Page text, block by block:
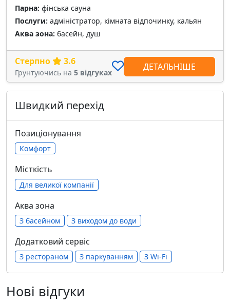
Парна: фінська сауна
Послуги: адміністратор, кімната відпочинку, кальян
Аква зона: басейн, душ
Стерпно 3.6
Грунтуючись на 5 відгуках
ДЕТАЛЬНІШЕ
Швидкий перехід
Позиціонування
Комфорт
Місткість
Для великої компанії
Аква зона
З басейном З виходом до води
Додатковий сервіс
З рестораном З паркуванням З Wi-Fi
Нові відгуки